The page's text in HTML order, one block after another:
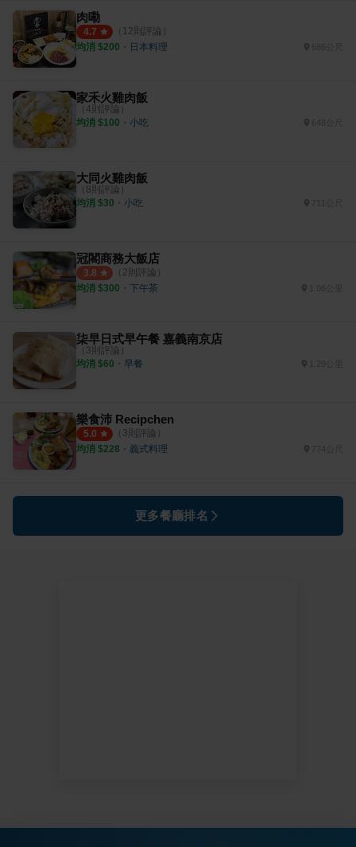
肉嘞
4.7 （ 12則評論）
均消 $200 ・ 日本料理
家禾火雞肉飯
（ 4則評論）
均消 $100 ・ 小吃 648公尺
大同火雞肉飯
（ 8則評論）
均消 $30 ・ 小吃
冠閣商務大飯店
3.8 （ 2則評論）
均消 $300 ・ 下午茶
柒早日式早午餐 嘉義南京店
（ 3則評論）
均消 $60 ・ 早餐
樂食沛 Recipchen
5.0 （ 3則評論）
均消 $228 ・ 義式料理 774公尺
更多餐廳排名